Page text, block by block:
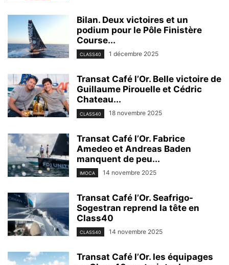
Bilan. Deux victoires et un
podium pour le Pôle Finistère
Course...
CLASS40 1 décembre 2025
Transat Café l’Or. Belle victoire de
Guillaume Pirouelle et Cédric
Chateau...
CLASS40 18 novembre 2025
Transat Café l’Or. Fabrice
Amedeo et Andreas Baden
manquent de peu...
IMOCA 14 novembre 2025
Transat Café l’Or. Seafrigo-
Sogestran reprend la tête en
Class40
CLASS40 14 novembre 2025
Transat Café l’Or. les équipages